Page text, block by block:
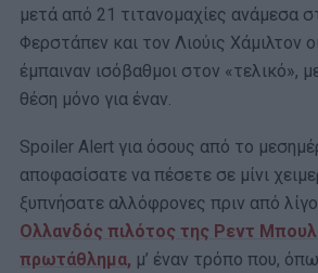
μετά από 21 τιτανομαχίες ανάμεσα
Φερστάπεν και τον Λιούις Χάμιλτον
έμπαιναν ισόβαθμοι στον «τελικό»,
θέση μόνο για έναν.
Spoiler Alert για όσους από το
αποφασίσατε να πέσετε σε μίνι
ξυπνήσατε αλλόφρονες πριν από
Ολλανδός πιλότος της Ρεντ
πρωτάθλημα, μ’ έναν τρόπο που,